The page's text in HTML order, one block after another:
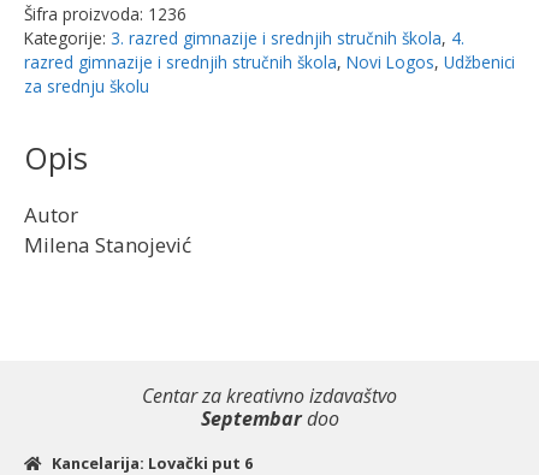
razred
količina
Šifra proizvoda: 1236
Kategorije: 3. razred gimnazije i srednjih stručnih škola, 4.
razred gimnazije i srednjih stručnih škola, Novi Logos, Udžbenici
za srednju školu
Opis
Autor
Milena Stanojević
Centar za kreativno izdavaštvo
Septembardoo
Kancelarija: Lovački put 6